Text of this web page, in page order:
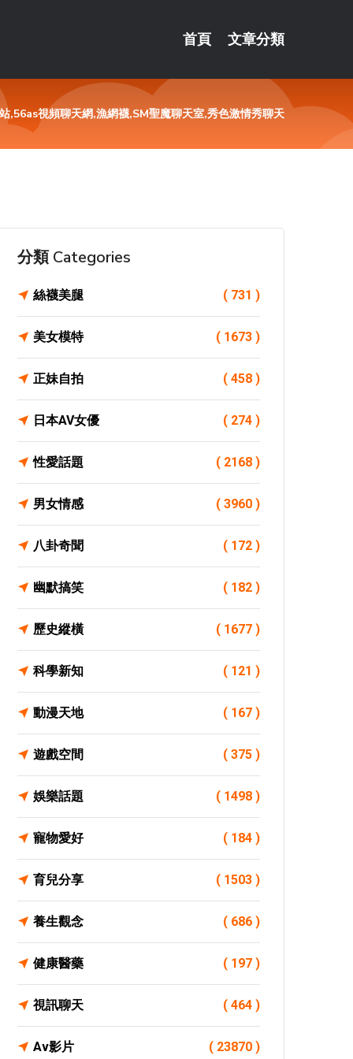
首頁 文章分類
,56as視頻聊天網,漁網襪,SM聖魔聊天室,秀色激情秀聊天
分類 Categories
絲襪美腿 ( 731 )
美女模特 ( 1673 )
正妹自拍 ( 458 )
日本AV女優 ( 274 )
性愛話題 ( 2168 )
男女情感 ( 3960 )
八卦奇聞 ( 172 )
幽默搞笑 ( 182 )
歷史縱橫 ( 1677 )
科學新知 ( 121 )
動漫天地 ( 167 )
遊戲空間 ( 375 )
娛樂話題 ( 1498 )
寵物愛好 ( 184 )
育兒分享 ( 1503 )
養生觀念 ( 686 )
健康醫藥 ( 197 )
視訊聊天 ( 464 )
Av影片 ( 23870 )